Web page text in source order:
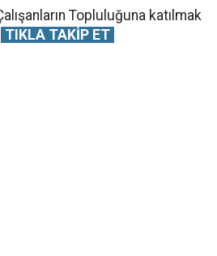
Topluluğuna katılmak
TIKLA TAKİP ET